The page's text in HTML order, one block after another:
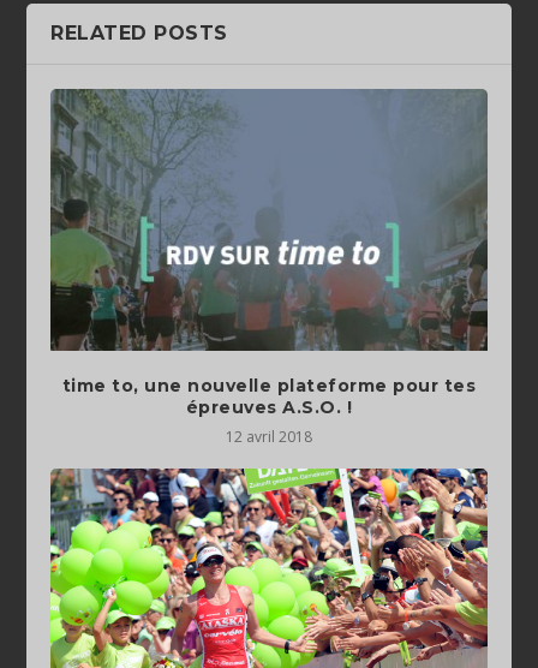
RELATED POSTS
time to, une nouvelle plateforme pour tes
épreuves A.S.O. !
12 avril 2018